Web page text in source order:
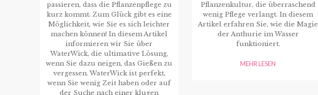
passieren, dass die Pflanzenpflege zu
kurz kommt. Zum Glück gibt es eine
Möglichkeit, wie Sie es sich leichter
machen können! In diesem Artikel
informieren wir Sie über
WaterWick, die ultimative Lösung,
wenn Sie dazu neigen, das Gießen zu
vergessen. WaterWick ist perfekt,
wenn Sie wenig Zeit haben oder auf
der Suche nach einer klugen
Pflanzenkultur, die überraschend
wenig Pflege verlangt. In diesem
Artikel erfahren Sie, wie die Magie
der Anthurie im Wasser
funktioniert.
MEHR LESEN